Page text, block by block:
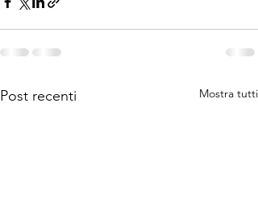
Post recenti Mostra tutti